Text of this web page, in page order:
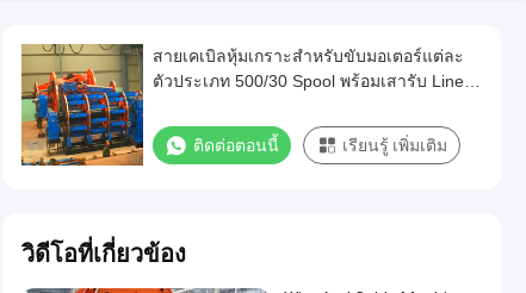
สายเคเบิลหุ้มเกราะสำหรับขับมอเตอร์แต่ละ
ตัวประเภท 500/30 Spool พร้อมเสารับ Line
ติดต่อตอนนี้ เรียนรู้ เพิ่มเติม
วิดีโอที่เกี่ยวข้อง